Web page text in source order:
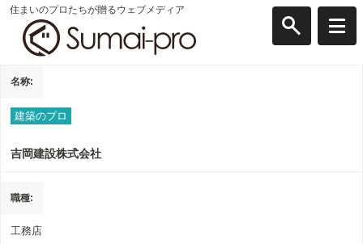
住まいのプロたちが贈るウェブメディア
名称
建築のプロ
吉岡建設株式会社
職種
工務店